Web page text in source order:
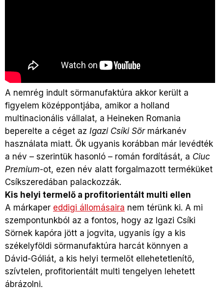
A nemrég indult sörmanufaktúra akkor került a
figyelem középpontjába, amikor a holland
multinacionális vállalat, a Heineken Romania
beperelte a céget az Igazi Csíki Sörmárkanév
használata miatt. Ők ugyanis korábban már levédték
a név – szerintük hasonló – román fordítását, a Ciuc
Premium-ot, ezen név alatt forgalmazott terméküket
Csíkszeredában palackozzák.
Kis helyi termelő a profitorientált multi ellen
A márkaper eddigi állomásaira nem térünk ki. A mi
szempontunkból az a fontos, hogy az Igazi Csíki
Sörnek kapóra jött a jogvita, ugyanis így a kis
székelyföldi sörmanufaktúra harcát könnyen a
Dávid-Góliát, a kis helyi termelőt ellehetetlenítő,
szívtelen, profitorientált multi tengelyen lehetett
ábrázolni.